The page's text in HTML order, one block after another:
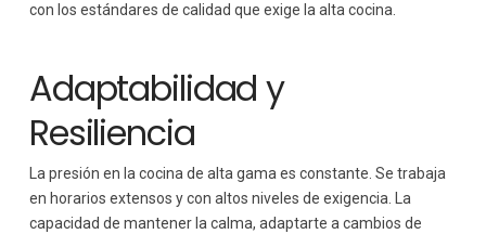
con los estándares de calidad que exige la alta cocina.
Adaptabilidad y
Resiliencia
La presión en la cocina de alta gama es constante. Se trabaja
en horarios extensos y con altos niveles de exigencia. La
capacidad de mantener la calma, adaptarte a cambios de